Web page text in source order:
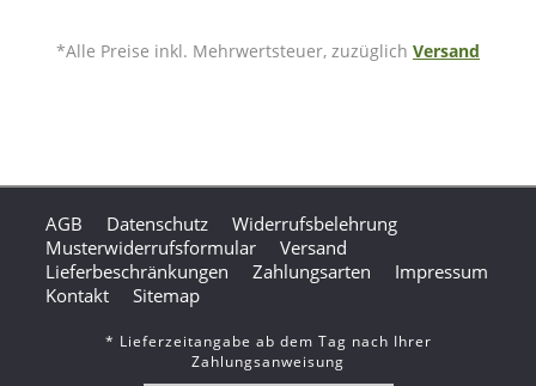
*Alle Preise inkl. Mehrwertsteuer, zuzüglich Versand
AGB Datenschutz
Widerrufsbelehrung
Musterwiderrufsformular
Versand
Lieferbeschränkungen
Zahlungsarten
Impressum
Kontakt
Sitemap
* Lieferzeitangabe ab dem Tag nach Ihrer
Zahlungsanweisung